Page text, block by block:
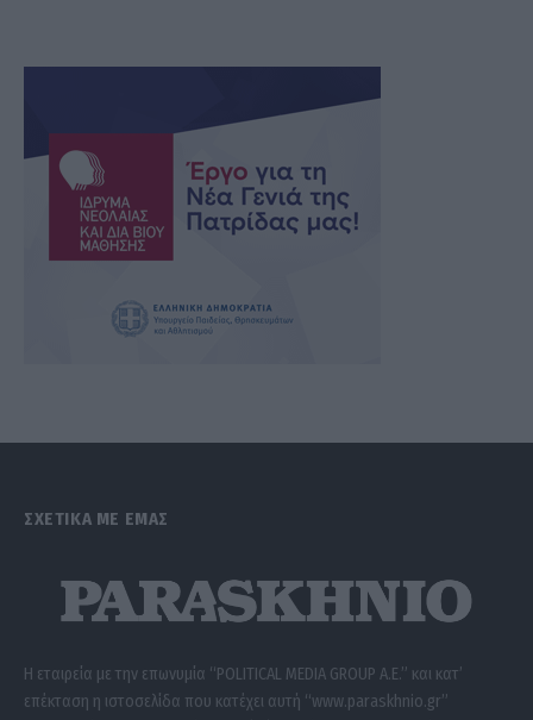
ΣΧΕΤΙΚΑ ΜΕ ΕΜΑΣ
Η εταιρεία με την επωνυμία “POLITICAL MEDIA GROUP A.E.” και κατ’
επέκταση η ιστοσελίδα που κατέχει αυτή “www.paraskhnio.gr”